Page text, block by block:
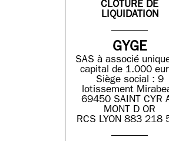
CLÔTURE DE
LIQUIDATION
GYGE
SAS à associé
capital de 1.000
Siège social : 9
lotissement
69450 SAINT CYR
MONT D OR
RCS LYON 883 218